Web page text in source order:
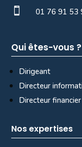
 01 76 91 53
Qui êtes-vous ?
Dirigeant
Directeur
Directeur financier
Nos expertises